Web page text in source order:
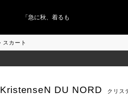
「急に秋、着るものがない」 「キレイ
スカート
KristenseN DU NORD クリス